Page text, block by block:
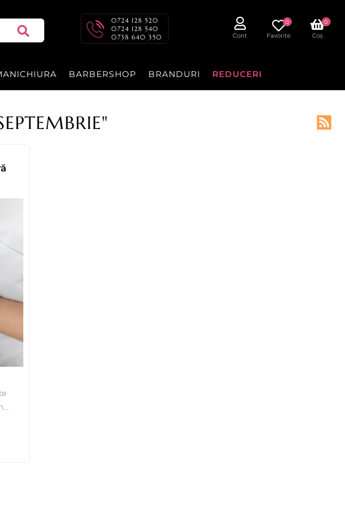
0724 128 520
0724 128 540
0738 640 350
Cont Favorite
0
Coș
0
BARBERSHOP BRANDURI REDUCERI